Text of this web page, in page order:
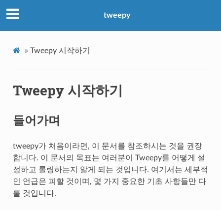
tweepy
» Tweepy 시작하기
Tweepy 시작하기
들어가며
tweepy가 처음이라면, 이 문서를 참조하시는 것을 권장
합니다. 이 문서의 목표는 여러분이 Tweepy를 어떻게 설
정하고 롤링하는지 알게 되는 것입니다. 여기서는 세부적
인 언급은 피할 것이며, 몇 가지 중요한 기초 사항들만 다
룰 것입니다.